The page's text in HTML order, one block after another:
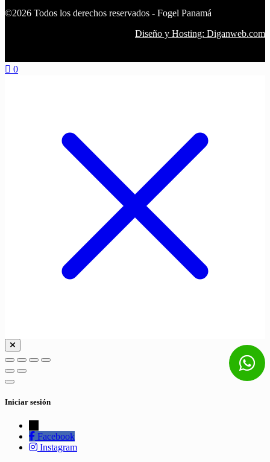
©2026 Todos los derechos reservados - Fogel Panamá
Diseño y Hosting: Diganweb.com
0
Iniciar sesión
Facebook
Instagram